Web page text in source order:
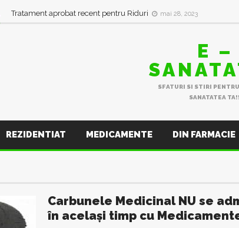
Tratament aprobat recent pentru Riduri mai 28, 2023
E –
SFATURI SI STIRI
SANATATEA
REZIDENTIAT MEDICAMENTE DIN FARMACIE
Carbunele Medicinal NU se
în același timp cu